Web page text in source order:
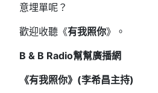
意埋單呢？
歡迎收聽《有我照你》。
B & B Radio幫幫廣播網
《有我照你》(李希昌主持)